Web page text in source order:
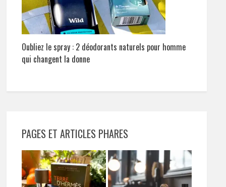
Oubliez le spray : 2 déodorants naturels pour homme
qui changent la donne
PAGES ET ARTICLES PHARES